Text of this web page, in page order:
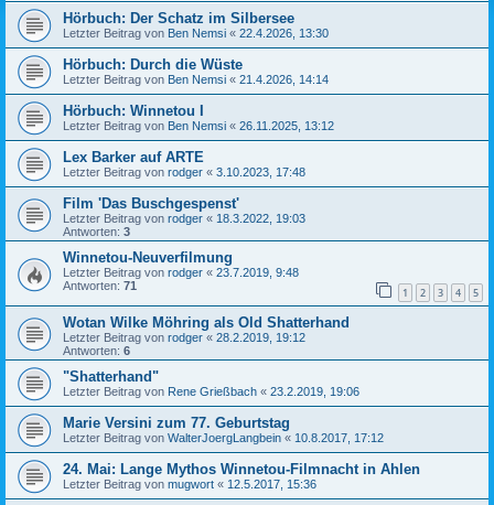
Hörbuch: Der Schatz im Silbersee
Letzter Beitrag von Ben Nemsi « 22.4.2026, 13:30
Hörbuch: Durch die Wüste
Letzter Beitrag von Ben Nemsi « 21.4.2026, 14:14
Hörbuch: Winnetou I
Letzter Beitrag von Ben Nemsi « 26.11.2025, 13:12
Lex Barker auf ARTE
Letzter Beitrag von rodger « 3.10.2023, 17:48
Film 'Das Buschgespenst'
Letzter Beitrag von rodger « 18.3.2022, 19:03
Antworten: 3
Winnetou-Neuverfilmung
Letzter Beitrag von rodger « 23.7.2019, 9:48
Antworten: 71 1 2 3 4 5
Wotan Wilke Möhring als Old Shatterhand
Letzter Beitrag von rodger « 28.2.2019, 19:12
Antworten: 6
"Shatterhand"
Letzter Beitrag von Rene Grießbach « 23.2.2019, 19:06
Marie Versini zum 77. Geburtstag
Letzter Beitrag von WalterJoergLangbein « 10.8.2017, 17:12
24. Mai: Lange Mythos Winnetou-Filmnacht in Ahlen
Letzter Beitrag von mugwort « 12.5.2017, 15:36